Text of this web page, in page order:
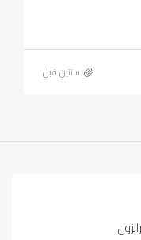
‏سنتين قبل